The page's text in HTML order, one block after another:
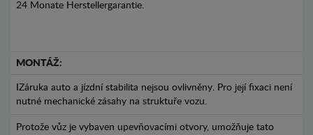
24 Monate Herstellergarantie.
MONTÁŽ:
IZáruka auto a jízdní stabilita nejsou ovlivněny. Pro její fixaci není
nutné mechanické zásahy na struktuře vozu.
Protože vůz je vybaven upevňovacími otvory, umožňuje tato